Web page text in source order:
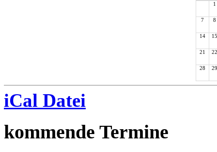
1
7 8
14 15
21 22
28 29
iCal Datei
kommende Termine